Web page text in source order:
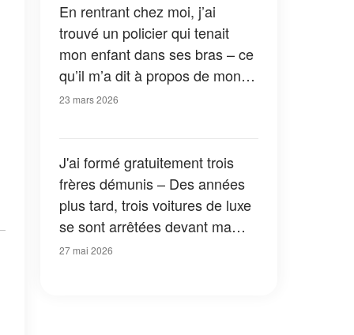
En rentrant chez moi, j’ai
trouvé un policier qui tenait
mon enfant dans ses bras – ce
qu’il m’a dit à propos de mon
fils aîné a bouleversé toute ma
23 mars 2026
J'ai formé gratuitement trois
frères démunis – Des années
plus tard, trois voitures de luxe
se sont arrêtées devant ma
maison délabrée
27 mai 2026